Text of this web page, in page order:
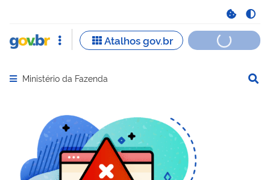
Abrir menu principal de navegação
Ministério da Fazenda